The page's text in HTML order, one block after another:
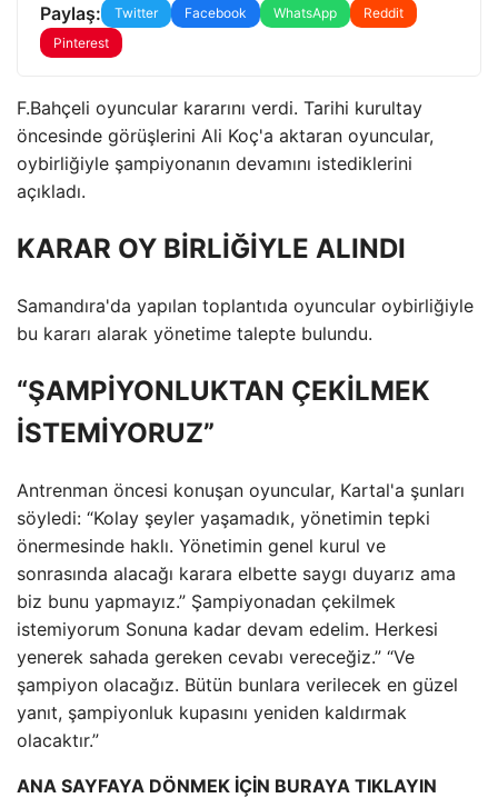
Paylaş: Twitter Facebook WhatsApp
Reddit
Pinterest
F.Bahçeli oyuncular kararını verdi. Tarihi kurultay
öncesinde görüşlerini Ali Koç'a aktaran oyuncular,
oybirliğiyle şampiyonanın devamını istediklerini
açıkladı.
KARAR OY BİRLİĞİYLE ALINDI
Samandıra'da yapılan toplantıda oyuncular oybirliğiyle
bu kararı alarak yönetime talepte bulundu.
“ŞAMPİYONLUKTAN ÇEKİLMEK
İSTEMİYORUZ”
Antrenman öncesi konuşan oyuncular, Kartal'a şunları
söyledi: “Kolay şeyler yaşamadık, yönetimin tepki
önermesinde haklı. Yönetimin genel kurul ve
sonrasında alacağı karara elbette saygı duyarız ama
biz bunu yapmayız.” Şampiyonadan çekilmek
istemiyorum Sonuna kadar devam edelim. Herkesi
yenerek sahada gereken cevabı vereceğiz.” “Ve
şampiyon olacağız. Bütün bunlara verilecek en güzel
yanıt, şampiyonluk kupasını yeniden kaldırmak
olacaktır.”
ANA SAYFAYA DÖNMEK İÇİN BURAYA TIKLAYIN